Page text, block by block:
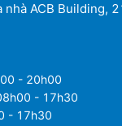
nhà ACB Building,
- 20h00
- 17h30
- 17h30